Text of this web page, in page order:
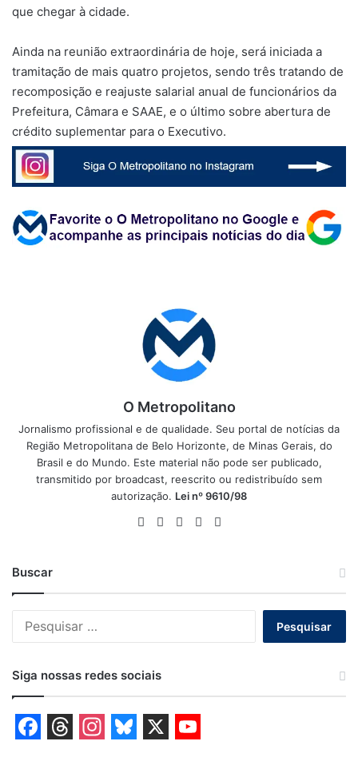
que chegar à cidade.
Ainda na reunião extraordinária de hoje, será iniciada a
tramitação de mais quatro projetos, sendo três tratando de
recomposição e reajuste salarial anual de funcionários da
Prefeitura, Câmara e SAAE, e o último sobre abertura de
crédito suplementar para o Executivo.
O Metropolitano
Jornalismo profissional e de qualidade. Seu portal de notícias da
Região Metropolitana de Belo Horizonte, de Minas Gerais, do
Brasil e do Mundo. Este material não pode ser publicado,
transmitido por broadcast, reescrito ou redistribuído sem
autorização. Lei nº 9610/98
WebsiteFacebook
X YouTube
Buscar
Siga nossas redes sociais